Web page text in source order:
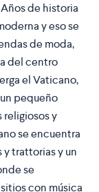
de historia
y eso se
de moda,
del centro
el Vaticano,
pequeño
y
se encuentra
trattorias y un
se
con música